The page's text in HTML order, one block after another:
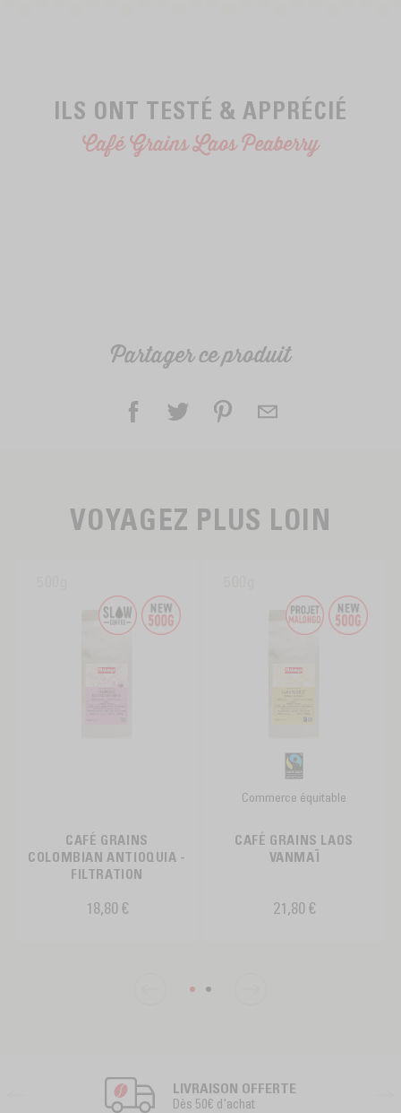
ILS ONT TESTÉ & APPRÉCIÉ
Café Grains Laos Peaberry
Partager ce produit
VOYAGEZ PLUS LOIN
CAFÉ GRAINS
COLOMBIAN ANTIOQUIA -
FILTRATION
18,80 €
Commerce équitable
CAFÉ GRAINS LAOS
VANMAÏ
21,80 €
LIVRAISON OFFERTE
Dès 50€ d'achat